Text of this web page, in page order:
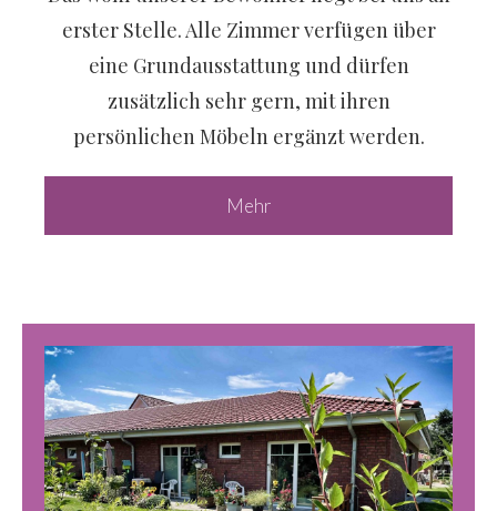
erster Stelle. Alle Zimmer verfügen über
eine Grundausstattung und dürfen
zusätzlich sehr gern, mit ihren
persönlichen Möbeln ergänzt werden.
Mehr